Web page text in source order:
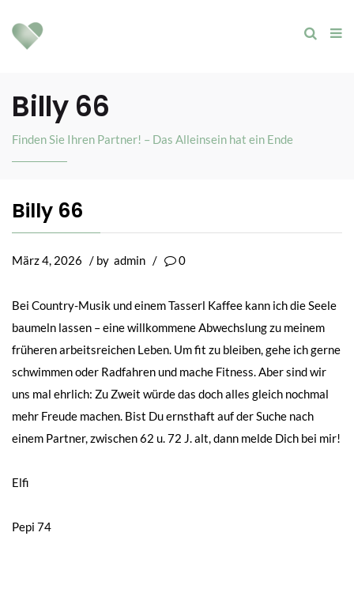
Billy 66
Finden Sie Ihren Partner! – Das Alleinsein hat ein Ende
Billy 66
März 4, 2026 / by admin / 0
Bei Country-Musik und einem Tasserl Kaffee kann ich die Seele
baumeln lassen – eine willkommene Abwechslung zu meinem
früheren arbeitsreichen Leben. Um fit zu bleiben, gehe ich gerne
schwimmen oder Radfahren und mache Fitness. Aber sind wir
uns mal ehrlich: Zu Zweit würde das doch alles gleich nochmal
mehr Freude machen. Bist Du ernsthaft auf der Suche nach
einem Partner, zwischen 62 u. 72 J. alt, dann melde Dich bei mir!
Beitragsnavigation
Elfi
Pepi 74